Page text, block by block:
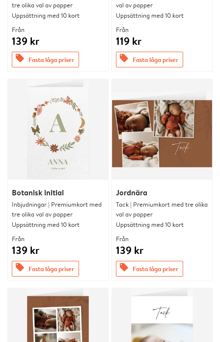
tre olika val av papper
Uppsättning med 10 kort
Från
139 kr
offers Fasta låga priser
val av papper
Uppsättning med 10 kort
Från
119 kr
offers Fasta låga priser
Botanisk initial
Inbjudningar | Premiumkort med
tre olika val av papper
Uppsättning med 10 kort
Från
139 kr
offers Fasta låga priser
Jordnära
Tack | Premiumkort med tre olika
val av papper
Uppsättning med 10 kort
Från
139 kr
offers Fasta låga priser